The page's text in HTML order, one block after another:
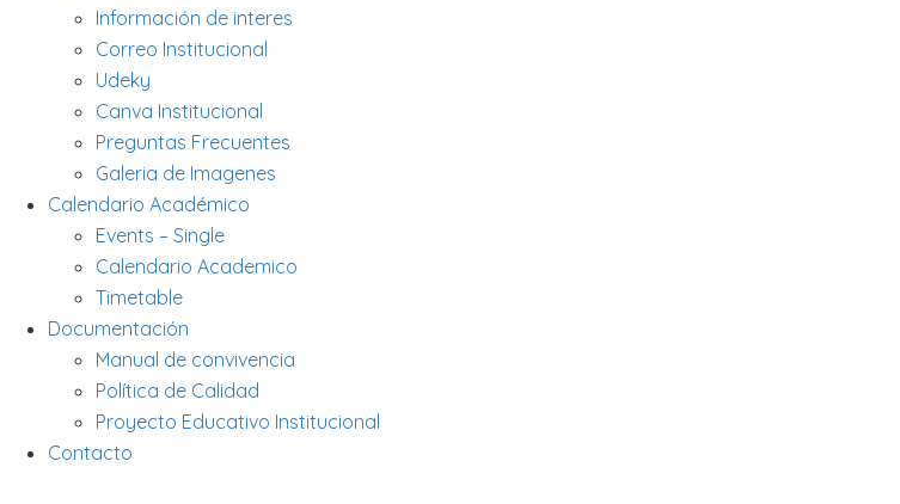
Información de interes
Correo Institucional
Udeky
Canva Institucional
Preguntas Frecuentes
Galeria de Imagenes
Calendario Académico
Events – Single
Calendario Academico
Timetable
Documentación
Manual de convivencia
Política de Calidad
Proyecto Educativo Institucional
Contacto